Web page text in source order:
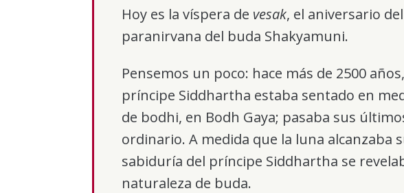
Hoy es la víspera de vesak, el aniversario
paranirvana del buda Shakyamuni.
Pensemos un poco: hace más de 2500
príncipe Siddhartha estaba sentado en
de bodhi, en Bodh Gaya; pasaba sus
ordinario. A medida que la luna alcanzaba
sabiduría del príncipe Siddhartha se
naturaleza de buda.